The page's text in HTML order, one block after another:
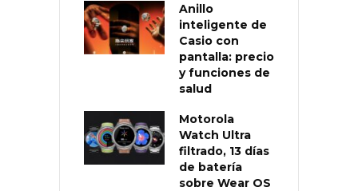
Anillo
inteligente de
Casio con
pantalla: precio
y funciones de
salud
Motorola
Watch Ultra
filtrado, 13 días
de batería
sobre Wear OS